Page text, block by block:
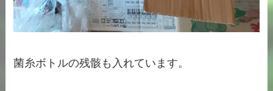
菌糸ボトルの残骸も入れています。